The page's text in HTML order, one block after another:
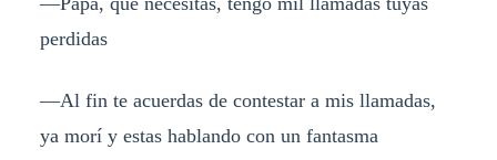
perdidas
—Al fin te acuerdas de contestar a mis llamadas,
ya morí y estas hablando con un fantasma